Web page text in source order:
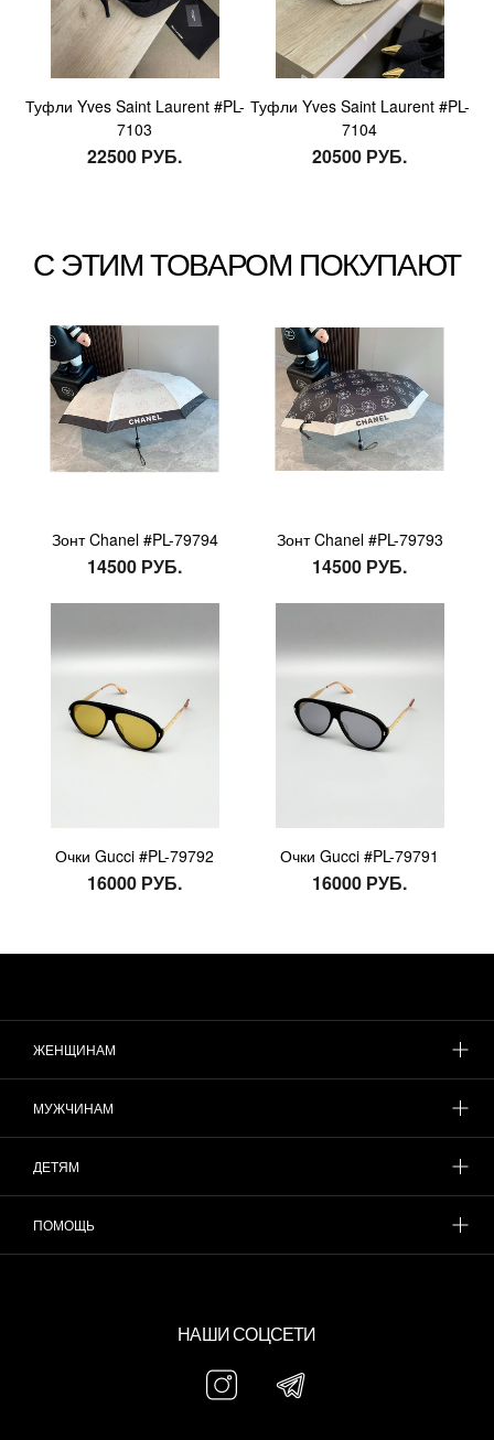
Туфли Yves Saint Laurent #PL-
7103
22500 РУБ.
Туфли Yves Saint Laurent #PL-
7104
20500 РУБ.
С ЭТИМ ТОВАРОМ ПОКУПАЮТ
Зонт Chanel #PL-79794
14500 РУБ.
Зонт Chanel #PL-79793
14500 РУБ.
Очки Gucci #PL-79792
16000 РУБ.
Очки Gucci #PL-79791
16000 РУБ.
ЖЕНЩИНАМ
МУЖЧИНАМ
ДЕТЯМ
ПОМОЩЬ
НАШИ СОЦСЕТИ